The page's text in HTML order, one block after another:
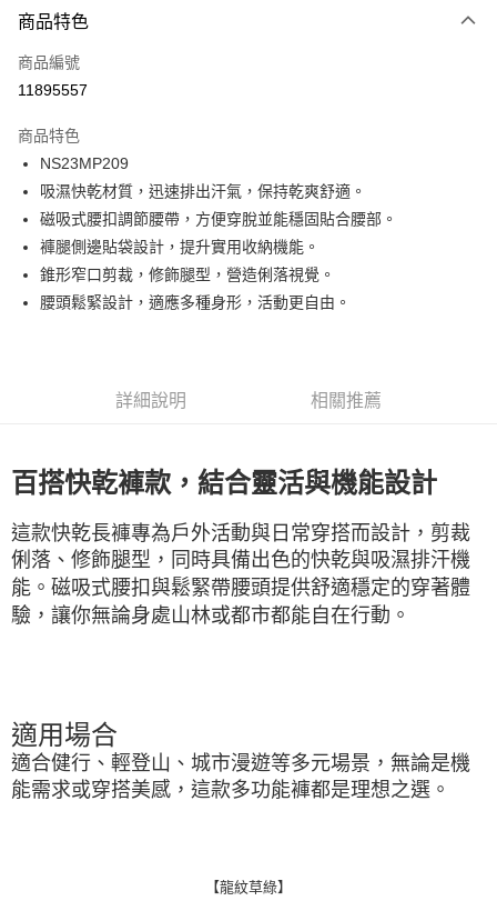
信用卡一次付款
LINE Pay
街口支付
悠遊付
ATM付款
運送方式
全家超取(2000以上免運)
一般7-11取貨
7-11超取(2000以上免運)
每筆NT$100，滿NT$2,000(含以上)免運費
一般宅配
商品特色
商品編號
11895557
商品特色
NS23MP209
吸濕快乾材質，迅速排出汗氣，保持乾爽舒適。
磁吸式腰扣調節腰帶，方便穿脫並能穩固貼合腰部。
褲腿側邊貼袋設計，提升實用收納機能。
錐形窄口剪裁，修飾腿型，營造俐落視覺。
腰頭鬆緊設計，適應多種身形，活動更自由。
詳細說明 相關推薦
百搭快乾褲款，結合靈活與機能設計
這款快乾長褲專為戶外活動與日常穿搭而設計，剪裁
俐落、修飾腿型，同時具備出色的快乾與吸濕排汗機
能。磁吸式腰扣與鬆緊帶腰頭提供舒適穩定的穿著體
驗，讓你無論身處山林或都市都能自在行動。
適用場合
適合健行、輕登山、城市漫遊等多元場景，無論是機
能需求或穿搭美感，這款多功能褲都是理想之選。
【龍紋草綠】